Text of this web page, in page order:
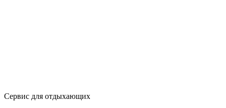
Сервис для отдыхающих